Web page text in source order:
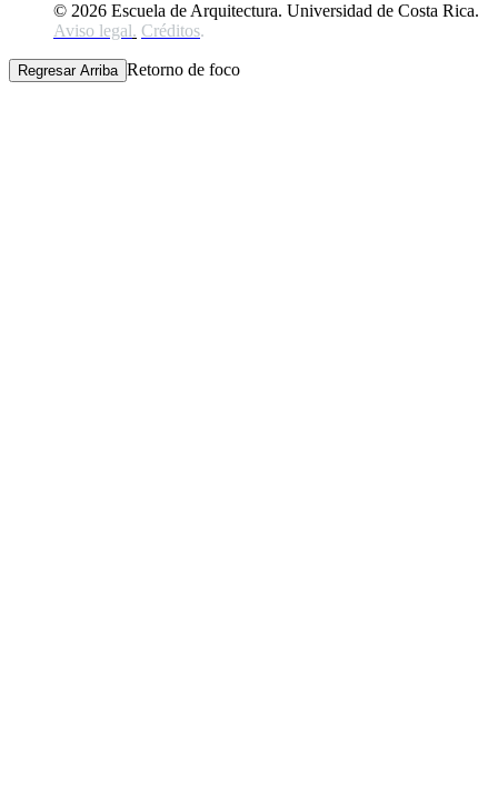
© 2026 Escuela de Arquitectura. Universidad de Costa Rica.
Aviso legal. Créditos.
Regresar Arriba Retorno de foco